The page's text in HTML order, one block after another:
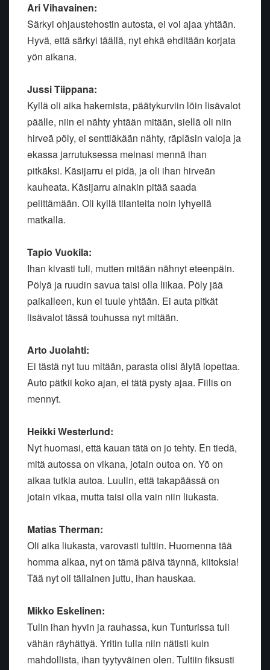
Ari Vihavainen:
Särkyi ohjaustehostin autosta, ei voi ajaa yhtään.
Hyvä, että särkyi täällä, nyt ehkä ehditään korjata
yön aikana.
Jussi Tiippana:
Kyllä oli aika hakemista, päätykurviin löin lisävalot
päälle, niin ei nähty yhtään mitään, siellä oli niin
hirveä pöly, ei senttiäkään nähty, räpläsin valoja ja
ekassa jarrutuksessa meinasi mennä ihan
pitkäksi. Käsijarru ei pidä, ja oli ihan hirveän
kauheata. Käsijarru ainakin pitää saada
pelittämään. Oli kyllä tilanteita noin lyhyellä
matkalla.
Tapio Vuokila:
Ihan kivasti tuli, mutten mitään nähnyt eteenpäin.
Pölyä ja ruudin savua taisi olla liikaa. Pöly jää
paikalleen, kun ei tuule yhtään. Ei auta pitkät
lisävalot tässä touhussa nyt mitään.
Arto Juolahti:
Ei tästä nyt tuu mitään, parasta olisi älytä lopettaa.
Auto pätkii koko ajan, ei tätä pysty ajaa. Fiilis on
mennyt.
Heikki Westerlund:
Nyt huomasi, että kauan tätä on jo tehty. En tiedä,
mitä autossa on vikana, jotain outoa on. Yö on
aikaa tutkia autoa. Luulin, että takapäässä on
jotain vikaa, mutta taisi olla vain niin liukasta.
Matias Therman:
Oli aika liukasta, varovasti tultiin. Huomenna tää
homma alkaa, nyt on tämä päivä täynnä, kiitoksia!
Tää nyt oli tällainen juttu, ihan hauskaa.
Mikko Eskelinen:
Tulin ihan hyvin ja rauhassa, kun Tunturissa tuli
vähän räyhättyä. Yritin tulla niin nätisti kuin
mahdollista, ihan tyytyväinen olen. Tultiin fiksusti